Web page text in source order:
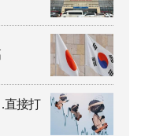
直接打